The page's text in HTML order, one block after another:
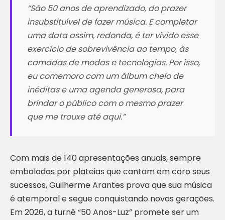
“São 50 anos de aprendizado, do prazer
insubstituível de fazer música. E completar
uma data assim, redonda, é ter vivido esse
exercício de sobrevivência ao tempo, às
camadas de modas e tecnologias. Por isso,
eu comemoro com um álbum cheio de
inéditas e uma agenda generosa, para
brindar o público com o mesmo prazer
que me trouxe até aqui.”
Com mais de 140 apresentações anuais, sempre
embaladas por plateias que cantam em coro seus
sucessos, Guilherme Arantes prova que sua música
é atemporal e segue conquistando novas gerações.
Em 2026, a turnê “50 Anos-Luz” promete ser um